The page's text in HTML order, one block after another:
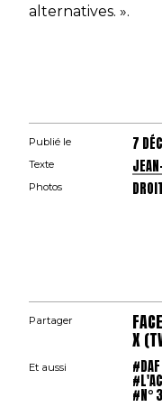
alternatives. ».
Publié le 7
Texte
Photos
Partager
X
Et aussi
#N°